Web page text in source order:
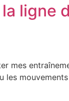
ligne
mes
les